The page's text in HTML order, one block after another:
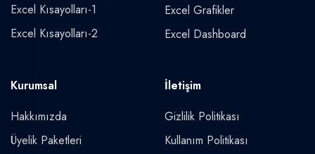
Excel Kısayolları-1
Excel Kısayolları-2
Excel Grafikler
Excel Dashboard
Kurumsal
Hakkımızda
Üyelik Paketleri
İletişim
Gizlilik Politikası
Kullanım Politikası